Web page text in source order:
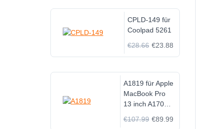
CPLD-149 für
Coolpad 5261
€28.66 €23.88
A1819 für Apple
MacBook Pro
13 inch A1706
€107.99 €89.99